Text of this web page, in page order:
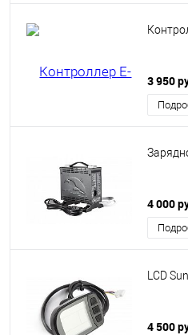
3 950
4 000
LCD
4 500